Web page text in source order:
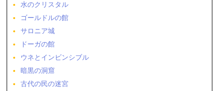
水のクリスタル
ゴールドルの館
サロニア城
ドーガの館
ウネとインビンシブル
暗黒の洞窟
古代の民の迷宮